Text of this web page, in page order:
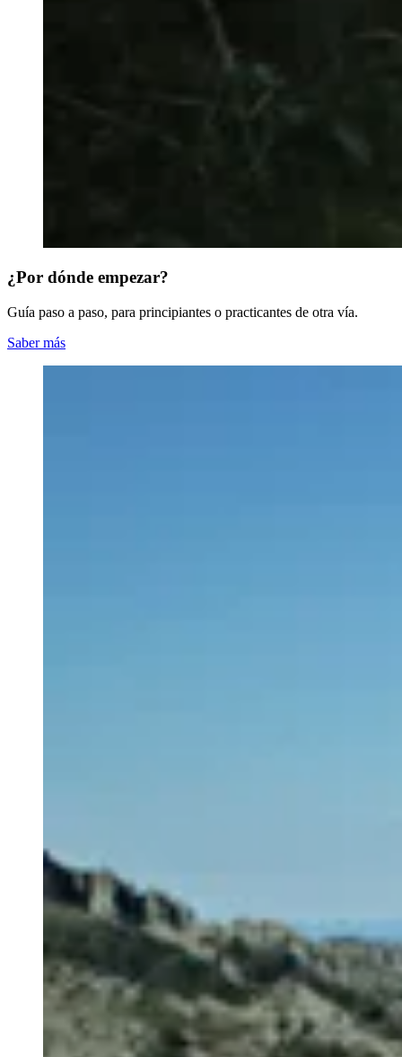
¿Por dónde empezar?
Guía paso a paso, para principiantes o practicantes de otra vía.
Saber más